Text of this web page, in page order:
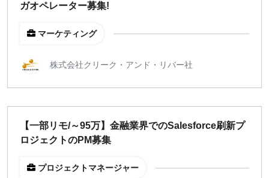
特徴
直接契約
新規事業
稼働時間
週4日
ガオペレーター募集!
マーケティング
株式会社クリーク・アンド・リバー社
【一部リモ/～95万】金融業界でのSalesforce刷新プ
ロジェクトのPM募集
プロジェクトマネージャー